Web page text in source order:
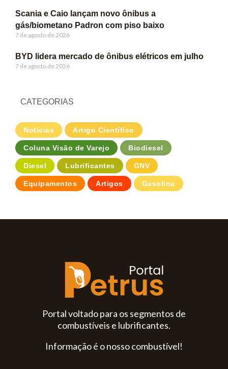
Scania e Caio lançam novo ônibus a
gás/biometano Padron com piso baixo
7 de agosto de 2026
BYD lidera mercado de ônibus elétricos em julho
7 de agosto de 2026
CATEGORIAS
Notícias Artigo Científico
Coluna Visão de Varejo Biodiesel
Diesel Lubrificantes GNV
Equipamentos Artigos Gasolina
Portal voltado para os segmentos de
combustíveis e lubrificantes.
Informação é o nosso combustível!